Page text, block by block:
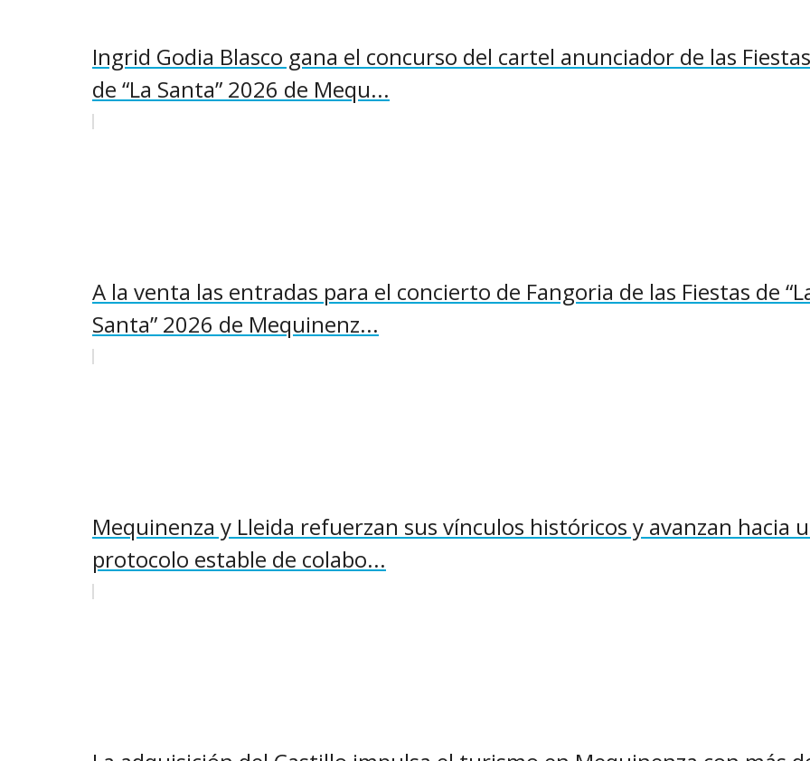
Ingrid Godia Blasco gana el concurso del cartel anunciador de las Fiestas
de “La Santa” 2026 de Mequ...
A la venta las entradas para el concierto de Fangoria de las Fiestas de
Santa” 2026 de Mequinenz...
Mequinenza y Lleida refuerzan sus vínculos históricos y avanzan hacia
protocolo estable de colabo...